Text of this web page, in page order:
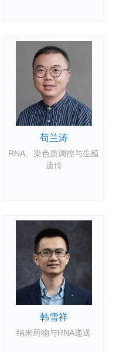
苟兰涛
RNA、染色质调控与生殖
遗传
韩雪祥
纳米药物与RNA递送